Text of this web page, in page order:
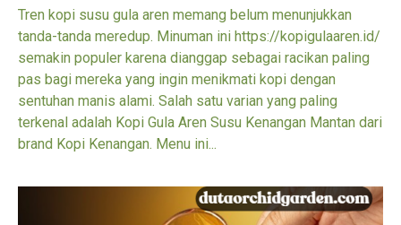
Tren kopi susu gula aren memang belum menunjukkan
tanda-tanda meredup. Minuman ini https://kopigulaaren.id/
semakin populer karena dianggap sebagai racikan paling
pas bagi mereka yang ingin menikmati kopi dengan
sentuhan manis alami. Salah satu varian yang paling
terkenal adalah Kopi Gula Aren Susu Kenangan Mantan dari
brand Kopi Kenangan. Menu ini...